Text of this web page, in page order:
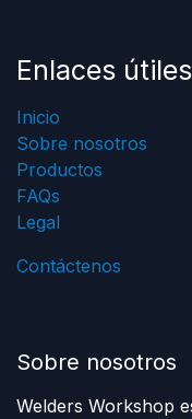
Enlaces útiles
Inicio
Sobre nosotros
Productos
FAQs
Legal
Contáctenos
Sobre nosotros
Welders Workshop